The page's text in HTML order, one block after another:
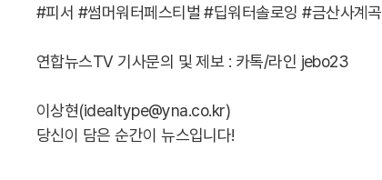
#피서 #썸머워터페스티벌 #딥워터솔로잉 #금산사계곡
연합뉴스TV 기사문의 및 제보 : 카톡/라인 jebo23
이상현(idealtype@yna.co.kr)
당신이 담은 순간이 뉴스입니다!